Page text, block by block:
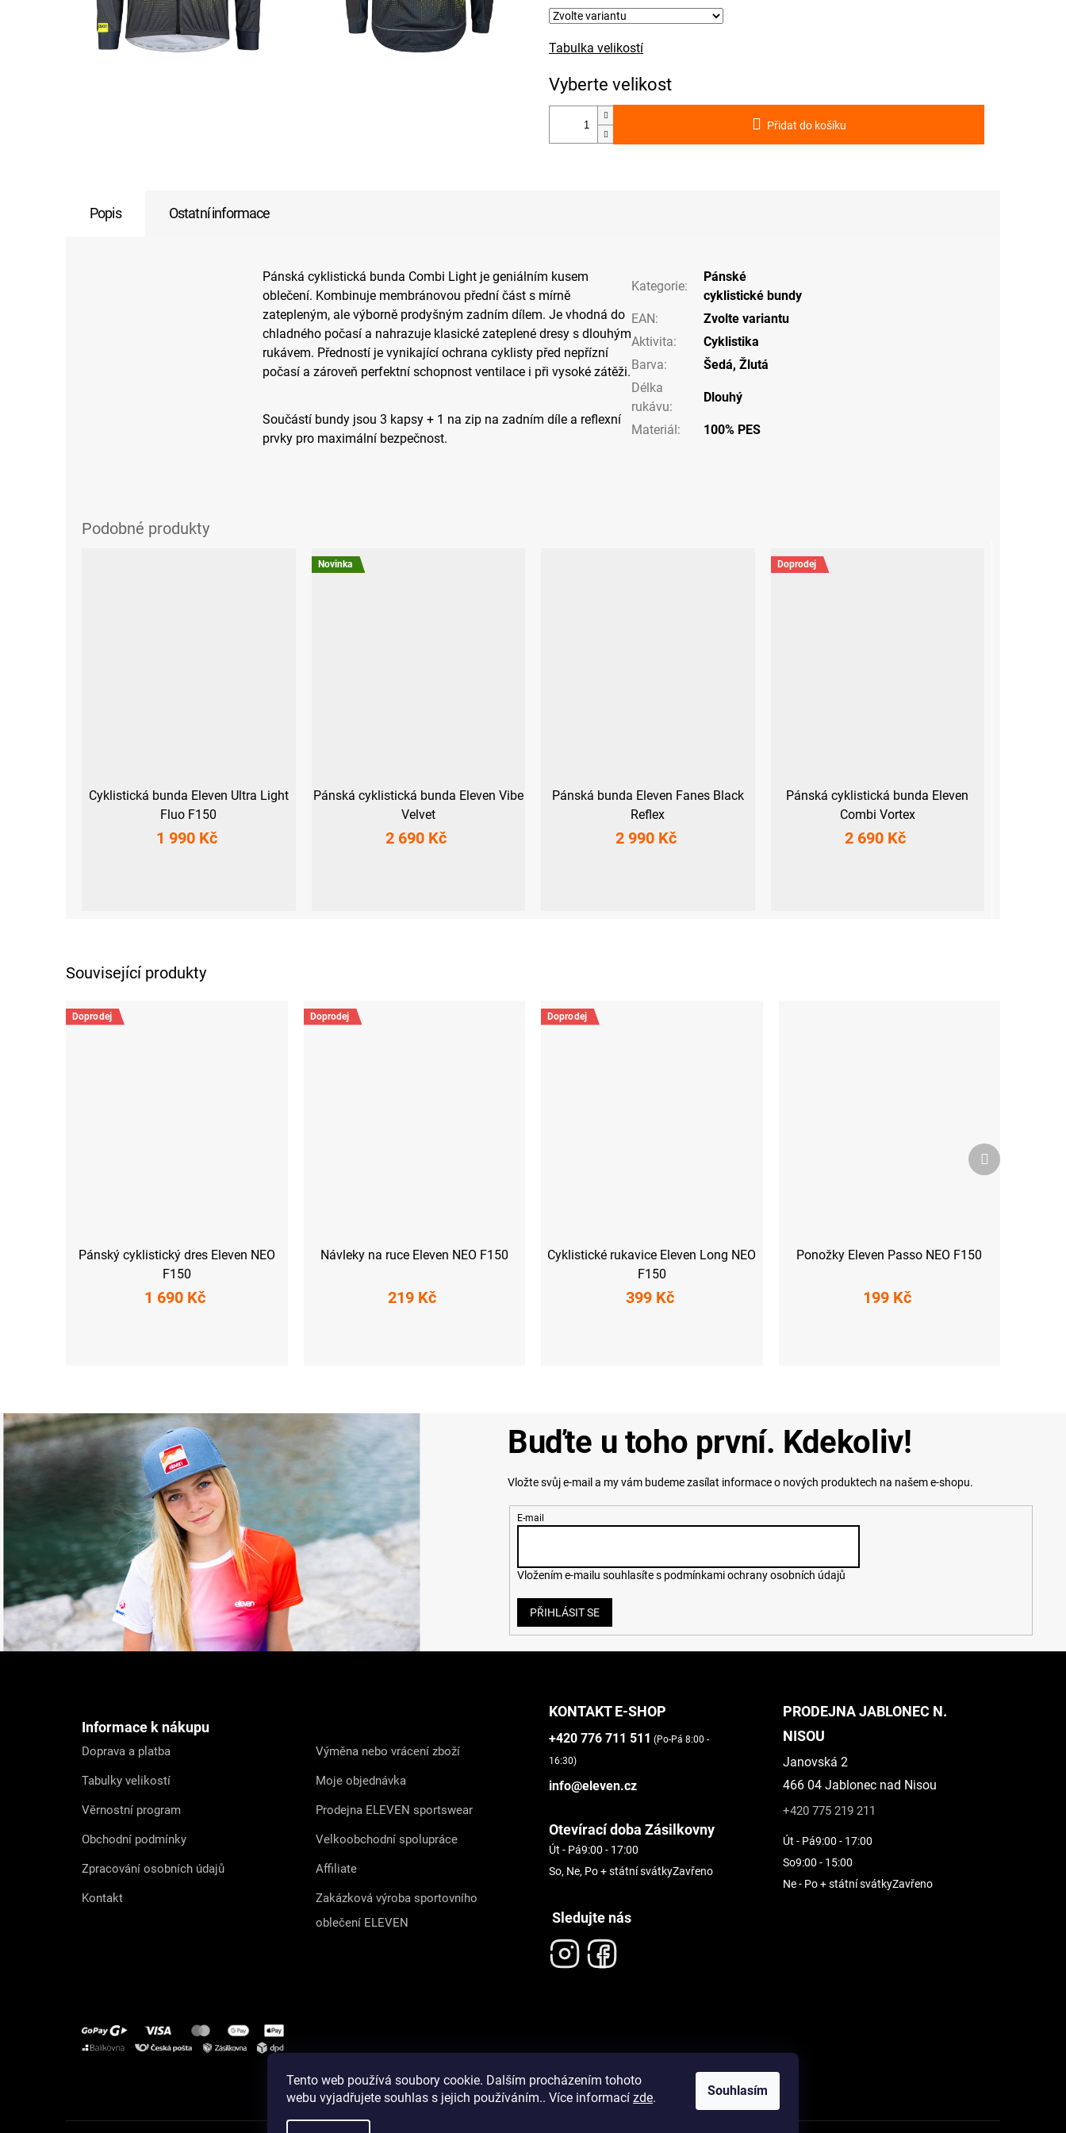
Tento web používá soubory cookie. Dalším procházením tohoto
webu vyjadřujete souhlas s jejich používáním.. Více informací zde. Souhlasím
Tabulka velikostí
Přidat do košíku
Související produkty
Doprodej
Pánský cyklistický dres Eleven NEO
F150
1 690 Kč
Doprodej
Návleky na ruce Eleven NEO F150
219 Kč
Doprodej
Cyklistické rukavice Eleven Long NEO
F150
399 Kč
Ponožky Eleven Passo NEO F150
199 Kč
Další
produkt
Popis Ostatní informace
Pánská cyklistická bunda Combi Light je geniálním kusem
oblečení. Kombinuje membránovou přední část s mírně
zatepleným, ale výborně prodyšným zadním dílem. Je vhodná do
chladného počasí a nahrazuje klasické zateplené dresy s dlouhým
rukávem. Předností je vynikající ochrana cyklisty před nepřízní
počasí a zároveň perfektní schopnost ventilace i při vysoké zátěži.
Součástí bundy jsou 3 kapsy + 1 na zip na zadním díle a reflexní
prvky pro maximální bezpečnost.
Kategorie:
Pánské
cyklistické bundy
EAN:
Zvolte variantu
Aktivita:
Cyklistika
Barva: Šedá, Žlutá
Délka
rukávu:
Dlouhý
Materiál: 100% PES
Cyklistická bunda Eleven Ultra Light
Fluo F150
1 990 Kč
Novinka
Pánská cyklistická bunda Eleven Vibe
Velvet
2 690 Kč
Pánská bunda Eleven Fanes Black
Reflex
2 990 Kč
Doprodej
Pánská cyklistická bunda Eleven
Combi Vortex
2 690 Kč
Buďte u toho první. Kdekoliv!
Vložte svůj e-mail a my vám budeme zasílat informace o nových produktech na našem e-shopu.
E-mail
Vložením e-mailu souhlasíte s podmínkami ochrany osobních údajů
PŘIHLÁSIT SE
Informace k nákupu
Doprava a platba
Tabulky velikostí
Věrnostní program
Obchodní podmínky
Zpracování osobních údajů
Kontakt
Výměna nebo vrácení zboží
Moje objednávka
Prodejna ELEVEN sportswear
Velkoobchodní spolupráce
Affiliate
Zakázková výroba sportovního
oblečení ELEVEN
KONTAKT E-SHOP
+420 776 711 511 (Po-Pá 8:00 -
16:30)
info@eleven.cz
Otevírací doba Zásilkovny
Út - Pá9:00 - 17:00
So, Ne, Po + státní svátkyZavřeno
Sledujte nás
PRODEJNA JABLONEC N.
NISOU
Janovská 2
466 04 Jablonec nad Nisou
+420 775 219 211
Út - Pá9:00 - 17:00
So9:00 - 15:00
Ne - Po + státní svátkyZavřeno